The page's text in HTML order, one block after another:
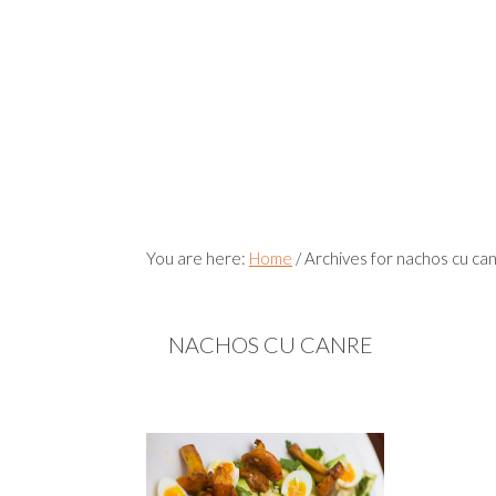
You are here: Home /Archives for nachos cu
NACHOS CU CANRE